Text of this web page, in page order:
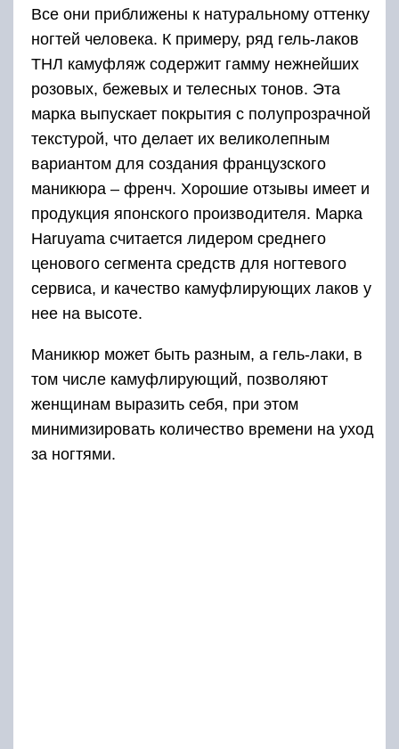
Все они приближены к натуральному оттенку
ногтей человека. К примеру, ряд гель-лаков
ТНЛ камуфляж содержит гамму нежнейших
розовых, бежевых и телесных тонов. Эта
марка выпускает покрытия с полупрозрачной
текстурой, что делает их великолепным
вариантом для создания французского
маникюра – френч. Хорошие отзывы имеет и
продукция японского производителя. Марка
Haruyama считается лидером среднего
ценового сегмента средств для ногтевого
сервиса, и качество камуфлирующих лаков у
нее на высоте.
Маникюр может быть разным, а гель-лаки, в
том числе камуфлирующий, позволяют
женщинам выразить себя, при этом
минимизировать количество времени на уход
за ногтями.